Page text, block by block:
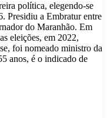
política, elegendo-se
Presidiu a Embratur entre
do Maranhão. Em
eleições, em 2022,
foi nomeado ministro da
anos, é o indicado de